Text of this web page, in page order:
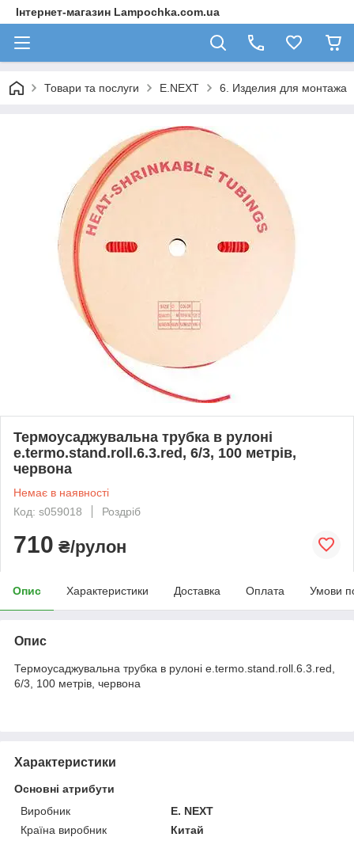
Інтернет-магазин Lampochka.com.ua
Товари та послуги E.NEXT 6. Изделия для монтажа
Термоусаджувальна трубка в рулоні
e.termo.stand.roll.6.3.red, 6/3, 100 метрів,
червона
Немає в наявності
Код: s059018
Роздріб
710 ₴/рулон
Опис Характеристики Доставка Оплата Умови
Опис
Термоусаджувальна трубка в рулоні e.termo.stand.roll.6.3.red,
6/3, 100 метрів, червона
Характеристики
Основні атрибути
Виробник
E. NEXT
Країна виробник
Китай